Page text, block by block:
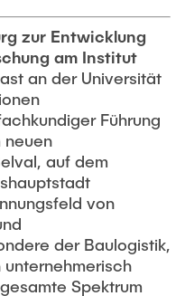
zur Entwicklung
am Institut
an der Universität
Führung
neuen
auf dem
von
der Baulogistik,
Spektrum